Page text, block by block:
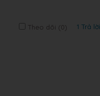
Theo dõi (0) 1 Trả lời